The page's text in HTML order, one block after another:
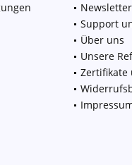
Newsletter
Support
Über uns
Unsere
Zertifikate